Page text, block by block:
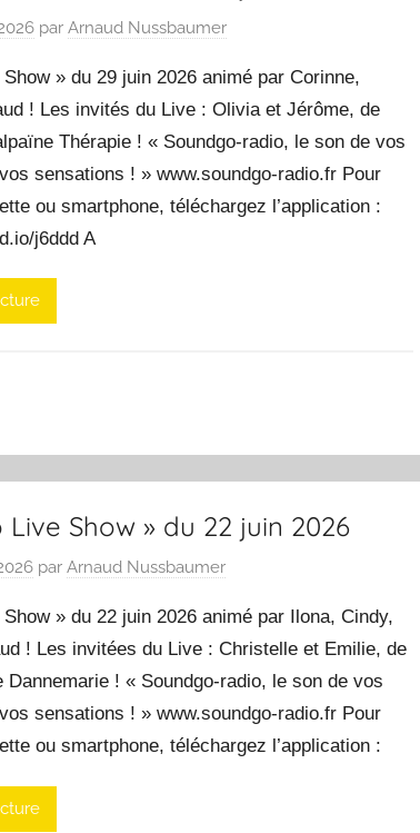
par Arnaud Nussbaumer
» du 29 juin 2026 animé par Corinne,
! Les invités du Live : Olivia et Jérôme, de
Thérapie ! « Soundgo-radio, le son de vos
sensations ! » www.soundgo-radio.fr Pour
ou smartphone, téléchargez l’application :
j6ddd A
Live Show » du 22 juin 2026
par Arnaud Nussbaumer
» du 22 juin 2026 animé par Ilona, Cindy,
! Les invitées du Live : Christelle et Emilie, de
Dannemarie ! « Soundgo-radio, le son de vos
sensations ! » www.soundgo-radio.fr Pour
ou smartphone, téléchargez l’application :